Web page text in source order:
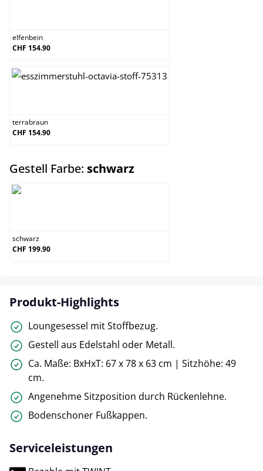
elfenbein
CHF 154.90
terrabraun
CHF 154.90
Gestell Farbe: schwarzauswählen
schwarz
CHF 199.90
Produkt-Highlights
Loungesessel mit Stoffbezug.
Gestell aus Edelstahl oder Metall.
Ca. Maße: BxHxT: 67 x 78 x 63 cm | Sitzhöhe: 49
cm.
Angenehme Sitzposition durch Rückenlehne.
Bodenschoner Fußkappen.
Serviceleistungen